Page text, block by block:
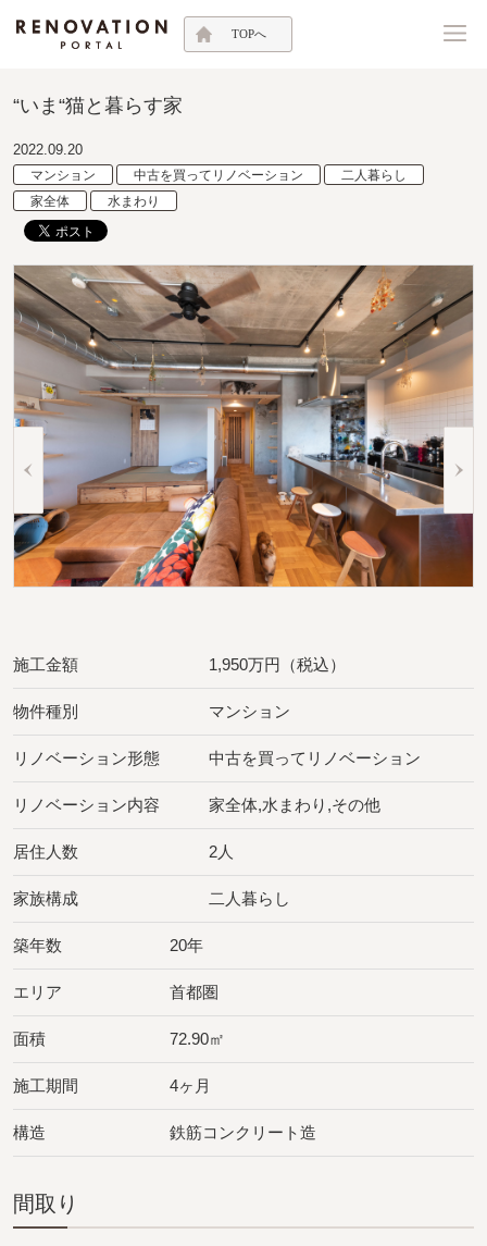
TOPへ
“いま“猫と暮らす家
2022.09.20
マンション 中古を買ってリノベーション
二人暮らし
家全体
水まわり
施工金額 1,950万円（税込）
物件種別 マンション
リノベーション形態 中古を買ってリノベーション
リノベーション内容 家全体,水まわり,その他
居住人数 2人
家族構成 二人暮らし
築年数 20年
エリア 首都圏
面積 72.90㎡
施工期間 4ヶ月
構造 鉄筋コンクリート造
間取り